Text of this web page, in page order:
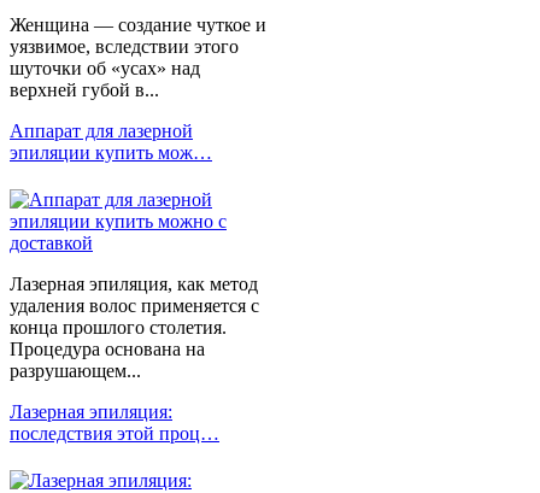
Женщина — создание чуткое и
уязвимое, вследствии этого
шуточки об «усах» над
верхней губой в...
Аппарат для лазерной
эпиляции купить мож…
Лазерная эпиляция, как метод
удаления волос применяется с
конца прошлого столетия.
Процедура основана на
разрушающем...
Лазерная эпиляция:
последствия этой проц…